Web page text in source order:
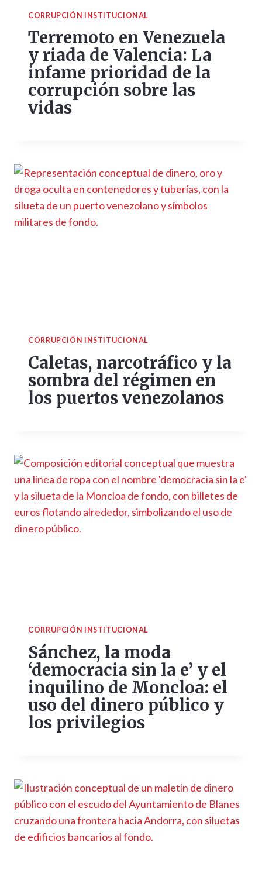
CORRUPCIÓN INSTITUCIONAL
Terremoto en Venezuela
y riada de Valencia: La
infame prioridad de la
corrupción sobre las
vidas
CORRUPCIÓN INSTITUCIONAL
Caletas, narcotráfico y la
sombra del régimen en
los puertos venezolanos
CORRUPCIÓN INSTITUCIONAL
Sánchez, la moda
‘democracia sin la e’ y el
inquilino de Moncloa: el
uso del dinero público y
los privilegios